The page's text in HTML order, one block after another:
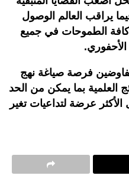
يراقب العالم الوصول
الطموحات في جميع
الأحفوري.
فرصة صياغة نهج
العلمية بما يمكن من الحد
عرضة لتداعيات تغير